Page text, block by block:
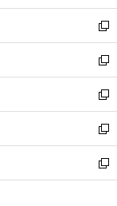
開
く
ウ
で
開
く
ン
ド
ウ
で
開
く
ウ
ィ
ン
ド
ウ
で
開
く
新
し
い
ウ
ィ
ン
ド
ウ
で
開
新
し
い
ウ
ィ
ン
ド
ウ
新
し
い
ウ
ィ
ン
新
し
い
ウ
新
し